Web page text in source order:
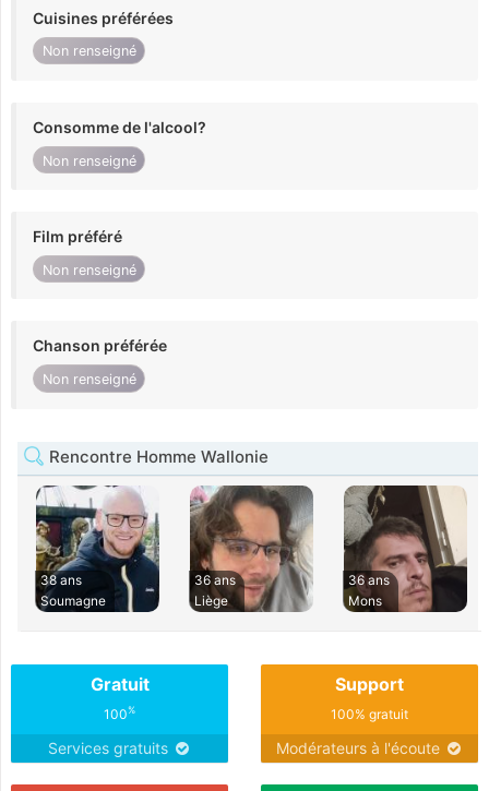
Cuisines préférées
Non renseigné
Consomme de l'alcool?
Non renseigné
Film préféré
Non renseigné
Chanson préférée
Non renseigné
Rencontre Homme Wallonie
38 ans
Soumagne
36 ans
Liège
36 ans
Mons
Gratuit
100%
Services gratuits
Support
100% gratuit
Modérateurs à l'écoute